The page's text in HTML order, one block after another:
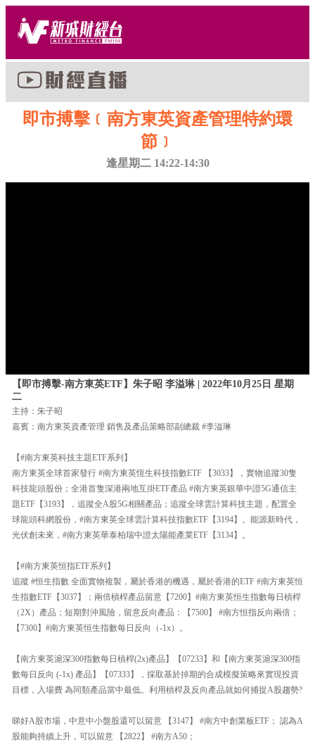
即市搏擊﹝南方東英資產管理特約環
節﹞
逢星期二 14:22-14:30
【即市搏擊-南方東英ETF】朱子昭 李溢琳 | 2022年10月25日 星期
二
主持：朱子昭
嘉賓：南方東英資產管理 銷售及產品策略部副總裁 #李溢琳
【#南方東英科技主題ETF系列】
南方東英全球首家發行 #南方東英恆生科技指數ETF 【3033】，實物追蹤30隻
科技龍頭股份；全港首隻深港兩地互掛ETF產品 #南方東英銀華中證5G通信主
題ETF【3193】，追蹤全A股5G相關產品；追蹤全球雲計算科技主題，配置全
球龍頭科網股份，#南方東英全球雲計算科技指數ETF【3194】。能源新時代，
光伏創未來，#南方東英華泰柏瑞中證太陽能產業ETF【3134】。
【#南方東英恒指ETF系列】
追蹤 #恒生指數 全面實物複製，屬於香港的機遇，屬於香港的ETF #南方東英恒
生指數ETF【3037】；兩倍槓桿產品留意【7200】#南方東英恒生指數每日槓桿
（2X）產品；短期對沖風險，留意反向產品：【7500】 #南方恒指反向兩倍；
【7300】#南方東英恒生指數每日反向（-1x）。
【南方東英滬深300指數每日槓桿(2x)產品】【07233】和【南方東英滬深300指
數每日反向 (-1x) 產品】【07333】，採取基於掉期的合成模擬策略來實現投資
目標，入場費 為同類產品當中最低。利用槓桿及反向產品就如何捕捉A股趨勢?
睇好A股市場，中意中小盤股還可以留意 【3147】 #南方中創業板ETF； 認為A
股能夠持續上升，可以留意 【2822】 #南方A50；